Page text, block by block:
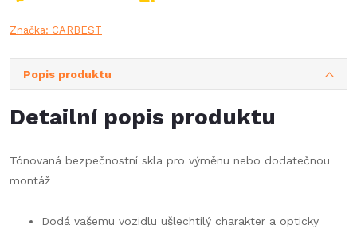
Značka: CARBEST
Popis produktu
Detailní popis produktu
Tónovaná bezpečnostní skla pro výměnu nebo dodatečnou
montáž
Dodá vašemu vozidlu ušlechtilý charakter a opticky